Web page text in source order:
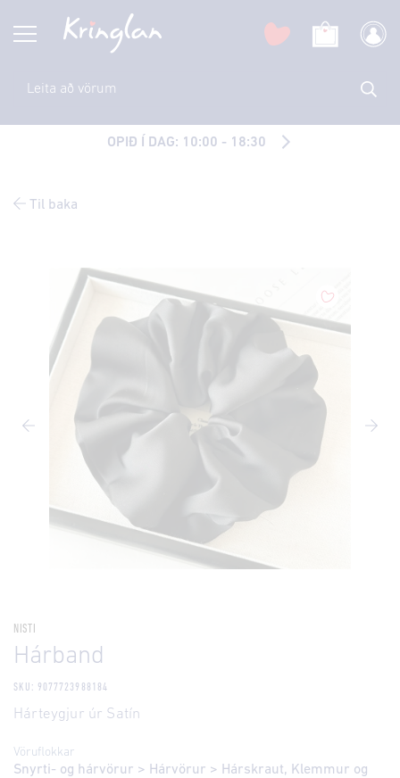
OPIÐ Í DAG: 10:00 - 18:30
Til baka
NISTI
Hárband
SKU: 9077723988184
Hárteygjur úr Satín
Vöruflokkar
Snyrti- og hárvörur > Hárvörur > Hárskraut, Klemmur og